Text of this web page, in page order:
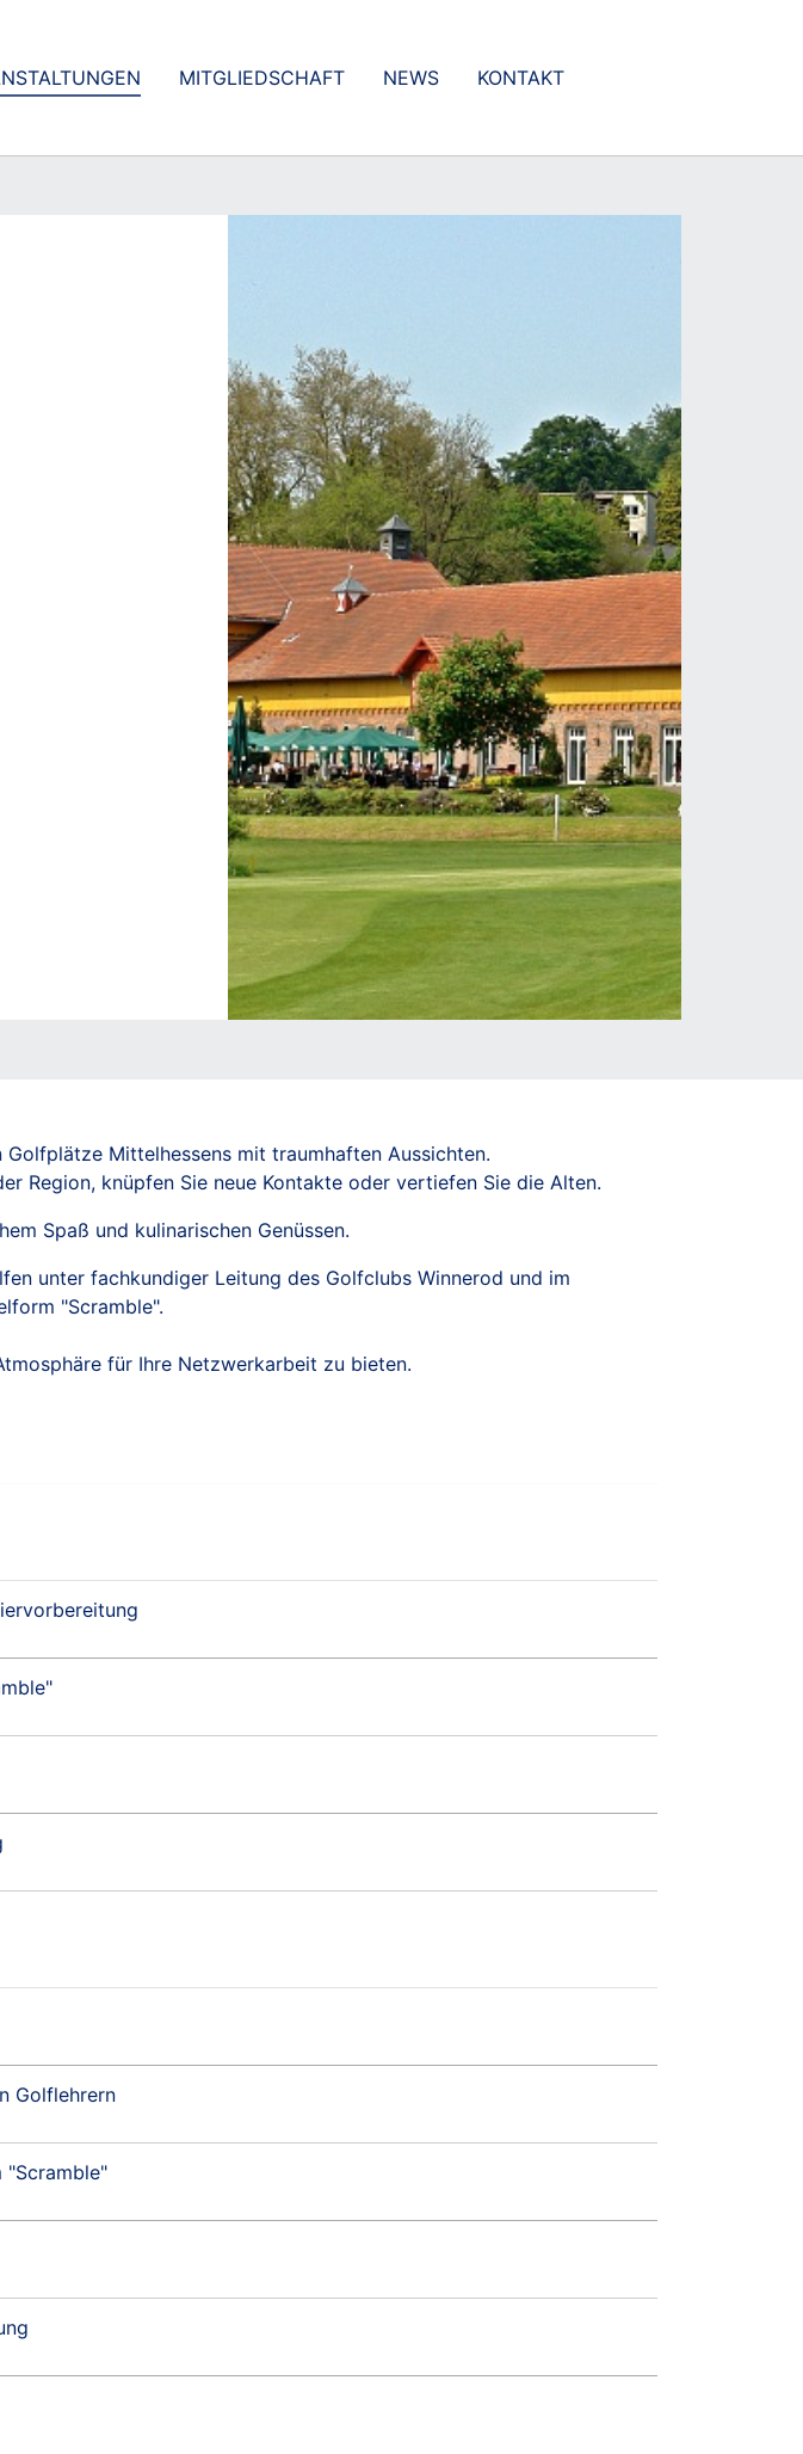
MITGLIEDSCHAFT NEWS KONTAKT
Mittelhessens mit traumhaften Aussichten.
Region, knüpfen Sie neue Kontakte oder vertiefen Sie die Alten.
Spaß und kulinarischen Genüssen.
unter fachkundiger Leitung des Golfclubs Winnerod und im
"Scramble".
für Ihre Netzwerkarbeit zu bieten.
Golflehrern
"Scramble"